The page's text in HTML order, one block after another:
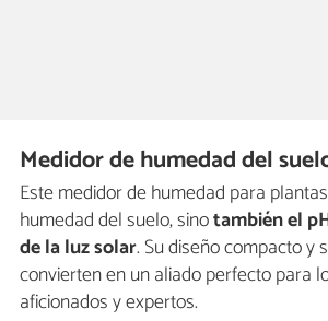
Medidor de humedad del
Este medidor de humedad para
humedad del suelo, sinotambién el
de la luz solar. Su diseño compacto y
convierten en un aliado perfecto para
aficionados y expertos.